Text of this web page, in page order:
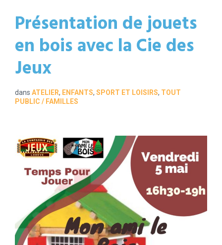
Présentation de jouets
en bois avec la Cie des
Jeux
dans ATELIER, ENFANTS, SPORT ET LOISIRS, TOUT
PUBLIC / FAMILLES